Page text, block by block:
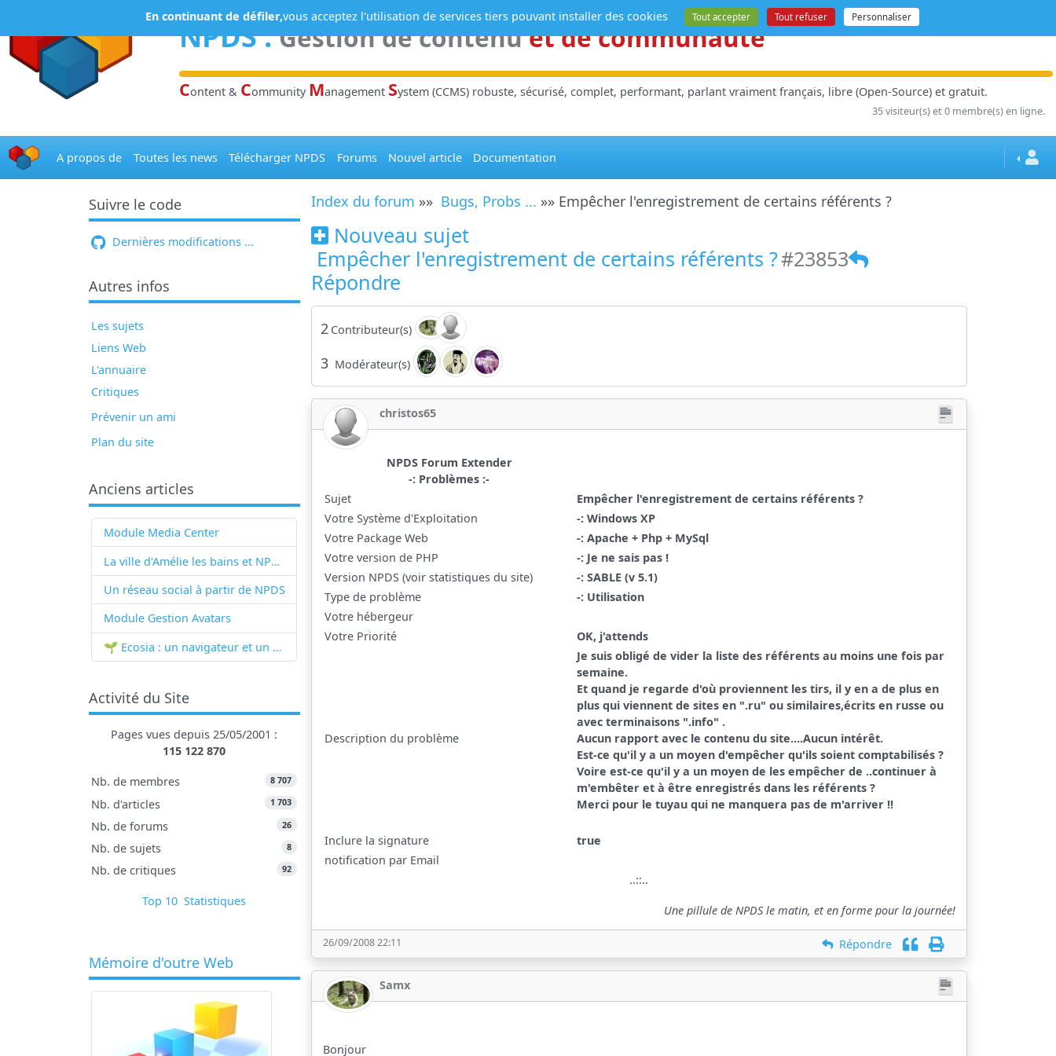
NPDS:Gestion de contenuet de communauté
Content & Community Management System (CCMS) robuste, sécurisé, complet, performant, parlant vraiment français, libre (Open-Source) et gratuit.
35 visiteur(s) et 0 membre(s) en ligne.
A propos de Toutes les news Télécharger NPDS Forums Nouvel article Documentation
Suivre le code
Dernières modifications ...
Autres infos
Les sujets
Liens Web
L'annuaire
Critiques
Prévenir un ami
Plan du site
Anciens articles
Module Media Center
La ville d'Amélie les bains et NPDS
Un réseau social à partir de NPDS
Module Gestion Avatars
🌱 Ecosia : un navigateur et un moteur de recherche qui plantent des arbres !...
Activité du Site
Pages vues depuis 25/05/2001 :
115 122 870
Nb. de membres 8 707
Nb. d'articles 1 703
Nb. de forums 26
Nb. de sujets 8
Nb. de critiques 92
Top 10 Statistiques
Mémoire d'outre Web
Index du forum »» Bugs, Probs ... »» Empêcher l'enregistrement de certains référents ?
Nouveau sujet
Empêcher l'enregistrement de certains référents ?#23853
Répondre
2 Contributeur(s)
3 Modérateur(s)
christos65
NPDS Forum Extender
-: Problèmes :-
Sujet
Empêcher l'enregistrement de certains référents ?
Votre Système d'Exploitation
-: Windows XP
Votre Package Web
-: Apache + Php + MySql
Votre version de PHP
-: Je ne sais pas !
Version NPDS (voir statistiques du site)
-: SABLE (v 5.1)
Type de problème
-: Utilisation
Votre hébergeur
Votre Priorité
OK, j'attends
Description du problème
Je suis obligé de vider la liste des référents au moins une fois par
semaine.
Et quand je regarde d'où proviennent les tirs, il y en a de plus en
plus qui viennent de sites en ".ru" ou similaires,écrits en russe ou
avec terminaisons ".info" .
Aucun rapport avec le contenu du site....Aucun intérêt.
Est-ce qu'il y a un moyen d'empêcher qu'ils soient comptabilisés ?
Voire est-ce qu'il y a un moyen de les empêcher de ..continuer à
m'embêter et à être enregistrés dans les référents ?
Merci pour le tuyau qui ne manquera pas de m'arriver !!
Inclure la signature
true
notification par Email
..::..
Une pillule de NPDS le matin, et en forme pour la journée!
26/09/2008 22:11 Répondre
Samx
Bonjour
En continuant de défiler,vous acceptez l'utilisation de services tiers pouvant installer des cookies Tout accepter Tout refuser Personnaliser